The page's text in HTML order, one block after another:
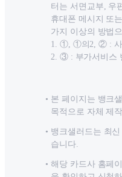
터는 서면교부, 우
휴대폰 메시지 또
가지 이상의 방법
1. ①, ①의2, ② : 사
2. ③ : 부가서비스
본 페이지는 뱅크
목적으로 자체 제
뱅크샐러드는 최
습니다.
해당 카드사 홈페